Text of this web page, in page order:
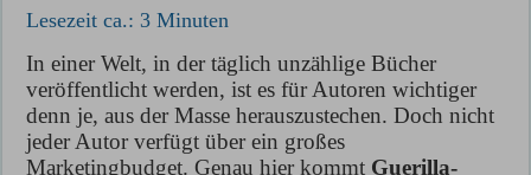
Lesezeit ca.: 3 Minuten
In einer Welt, in der täglich unzählige Bücher
veröffentlicht werden, ist es für Autoren wichtiger
denn je, aus der Masse herauszustechen. Doch nicht
jeder Autor verfügt über ein großes
Marketingbudget. Genau hier kommt Guerilla-